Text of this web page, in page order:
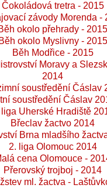
Čokoládová tretra - 2015
závody Morenda -
okolo přehrady - 2015
Běh okolo Myslivny - 2015
Běh Modřice - 2015
Moravy a
2014
soustředění Čáslav
soustředění Čáslav
liga Uherské Hradiště
Břeclav žactvo 2014
Brna mladšího
2. liga Olomouc 2014
cena Olomouce -
Přerovský trojboj - 2014
ml. žactva -